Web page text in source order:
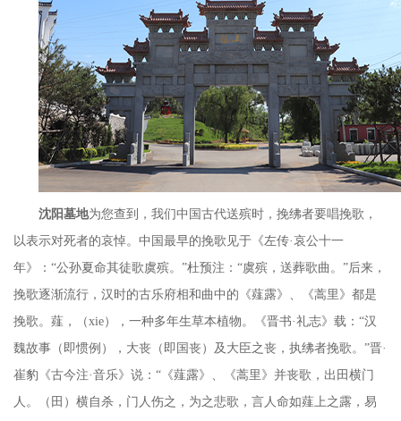
沈阳墓地为您查到，我们中国古代送殡时，挽绋者要唱挽歌，
以表示对死者的哀悼。中国最早的挽歌见于《左传·哀公十一
年》：“公孙夏命其徒歌虞殡。”杜预注：“虞殡，送葬歌曲。”后来，
挽歌逐渐流行，汉时的古乐府相和曲中的《薤露》、《蒿里》都是
挽歌。薤，（xie），一种多年生草本植物。《晋书·礼志》载：“汉
魏故事（即惯例），大丧（即国丧）及大臣之丧，执绋者挽歌。”晋·
崔豹《古今注·音乐》说：“《薤露》、《蒿里》并丧歌，出田横门
人。（田）横自杀，门人伤之，为之悲歌，言人命如薤上之露，易